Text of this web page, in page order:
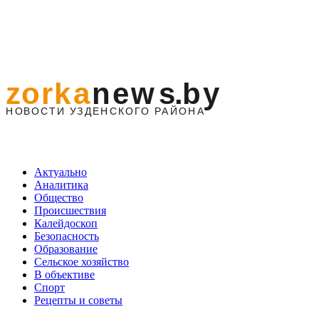
Актуально
Аналитика
Общество
Происшествия
Калейдоскоп
Безопасность
Образование
Сельское хозяйство
В объективе
Спорт
Рецепты и советы